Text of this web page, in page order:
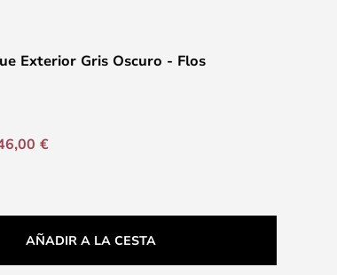
Exterior Gris Oscuro - Flos
€
AÑADIR A LA CESTA